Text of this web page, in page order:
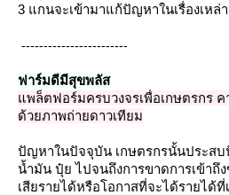
3 แกนจะเข้ามาแก้ปัญหาในเรื่องเหล่
------------------------
ฟาร์มดีมีสุขพลัส
พล็ตฟอร์มครบวงจรเพื่อเกษตรกร
ด้วยภาพถ่ายดาวเทียม
ปัญหาในปัจจุบัน เกษตรกรนั้นประส
น้ำมัน ปุ๋ย ไปจนถึงการขาดการเข้าถึ
เสียรายได้หรือโอกาสที่จะได้รายได้